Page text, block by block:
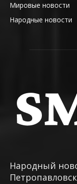
Мировые новости
Народные новости
Народный